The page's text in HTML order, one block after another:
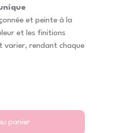
et peinte à la
et les finitions
varier, rendant chaque
panier